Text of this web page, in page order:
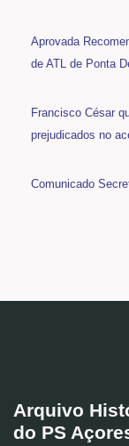
Aprovada
de ATL de Ponta
Francisco César
prejudicados no
Comunicado
Arquivo
do PS